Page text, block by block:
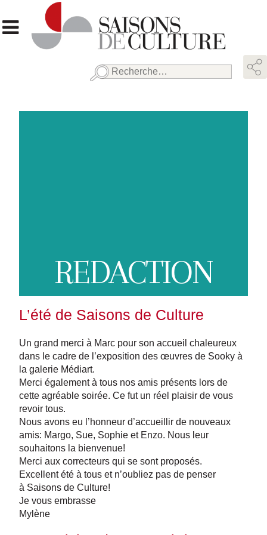
Rechercher :
REDACTION
L’été de Saisons de Culture
Un grand merci à Marc pour son accueil chaleureux
dans le cadre de l’exposition des œuvres de Sooky à
la galerie Médiart.
Merci également à tous nos amis présents lors de
cette agréable soirée. Ce fut un réel plaisir de vous
revoir tous.
Nous avons eu l’honneur d’accueillir de nouveaux
amis: Margo, Sue, Sophie et Enzo. Nous leur
souhaitons la bienvenue!
Merci aux correcteurs qui se sont proposés.
Excellent été à tous et n’oubliez pas de penser
à Saisons de Culture!
Je vous embrasse
Mylène